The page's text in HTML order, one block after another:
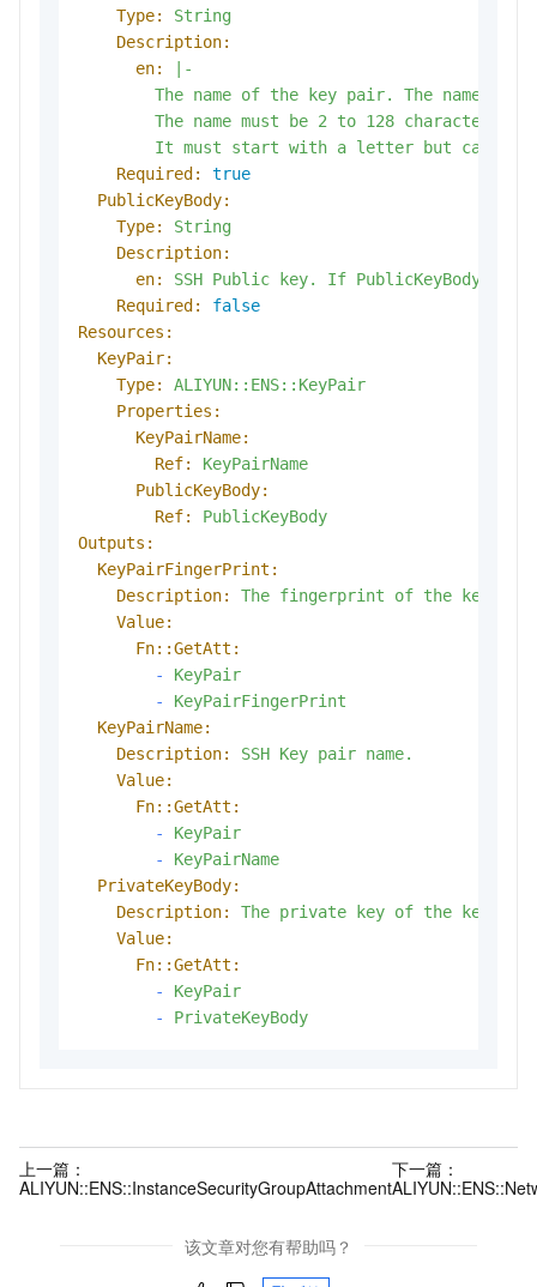
Type:
String
Description:
en:
|-
The name of the key pair. The name
The name must be 2 to 128 characters
Required:
true
PublicKeyBody:
Type:
String
Description:
en:
SSH Public key. If PublicKeyBody
Required:
false
Resources:
KeyPair:
Type:
ALIYUN::ENS::KeyPair
Properties:
KeyPairName:
Ref:
KeyPairName
PublicKeyBody:
Ref:
PublicKeyBody
Outputs:
KeyPairFingerPrint:
Description:
The fingerprint of the key
Value:
Fn::GetAtt:
-
KeyPair
-
KeyPairFingerPrint
KeyPairName:
Description:
SSH Key pair name.
Value:
Fn::GetAtt:
-
KeyPair
-
KeyPairName
PrivateKeyBody:
Description:
The private key of the key
Value:
Fn::GetAtt:
-
KeyPair
-
PrivateKeyBody
上一篇：
ALIYUN::ENS::InstanceSecurityGroupAttachment
下一篇：
该文章对您有帮助吗？